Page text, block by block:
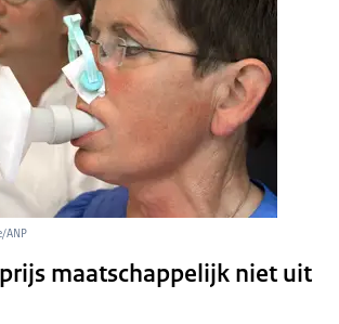
ANP
prijs maatschappelijk niet uit